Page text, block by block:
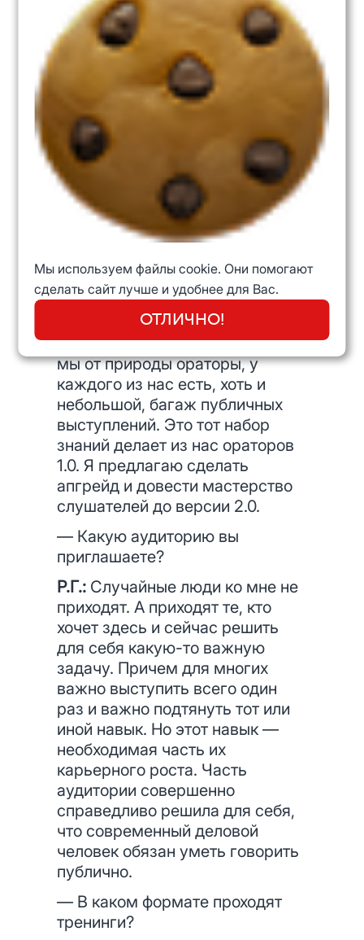
— Чуть подробнее о новом в
программе...
В мире происходят
стремительные изменения.
Выступления становятся короче
и динамичнее. Концентрация
материала соответствующая.
Трудно представить, что
часовой отчет финдиректора
кому-то будет интересен. Порой
для завоевания аудитория
я хочу дать новому поколению
ораторов знания, которых
требует новая реальность.
Еще один важный момент: все
мы от природы ораторы, у
каждого из нас есть, хоть и
небольшой, багаж публичных
выступлений. Это тот набор
знаний делает из нас ораторов
1.0. Я предлагаю сделать
апгрейд и довести мастерство
слушателей до версии 2.0.
— Какую аудиторию вы
приглашаете?
Р.Г.: Случайные люди ко мне не
приходят. А приходят те, кто
хочет здесь и сейчас решить
для себя какую-то важную
задачу. Причем для многих
важно выступить всего один
раз и важно подтянуть тот или
иной навык. Но этот навык —
необходимая часть их
карьерного роста. Часть
аудитории совершенно
справедливо решила для себя,
что современный деловой
человек обязан уметь говорить
публично.
— В каком формате проходят
тренинги?
Мы используем файлы cookie. Они помогают
сделать сайт лучше и удобнее для Вас.
ОТЛИЧНО!